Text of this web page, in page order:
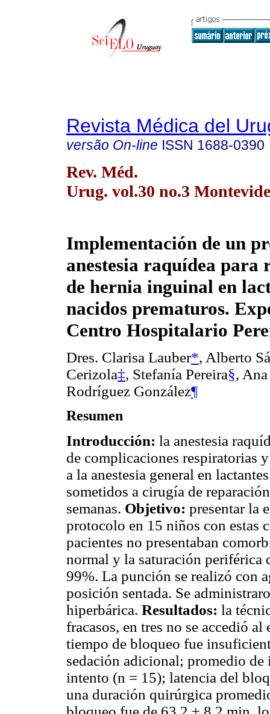
Revista Médica del
versão On-line ISSN 1688-0390
Rev. Méd.
Urug. vol.30 no.3
Implementación de un
anestesia raquídea para
de hernia inguinal en
nacidos prematuros.
Centro Hospitalario
Dres. Clarisa Lauber*, Alberto
Cerizola‡, Stefanía Pereira§,
Rodríguez González¶
Resumen
Introducción: la anestesia
de complicaciones respiratorias
a la anestesia general en
sometidos a cirugía de
semanas. Objetivo: presentar la
protocolo en 15 niños con estas
pacientes no presentaban
normal y la saturación periférica
99%. La punción se realizó con
posición sentada. Se
hiperbárica. Resultados: la
fracasos, en tres no se accedió
tiempo de bloqueo fue
sedación adicional; promedio
intento (n = 15); latencia del
una duración quirúrgica